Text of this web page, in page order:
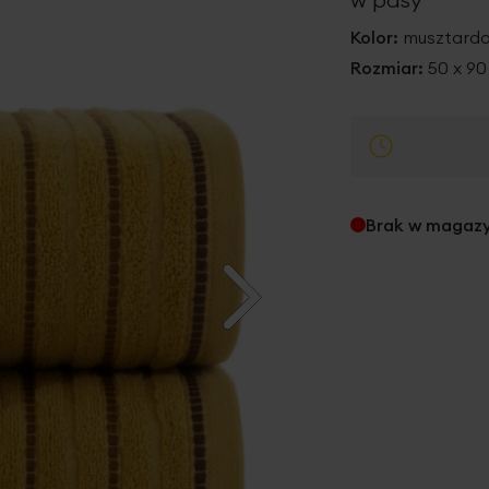
Kolor:
Rozmiar: 50 x
Brak w